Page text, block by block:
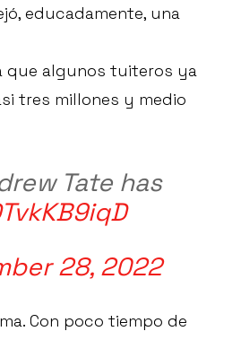
educadamente, una
que algunos tuiteros ya
tres millones y medio
Tate has
28, 2022
Con poco tiempo de